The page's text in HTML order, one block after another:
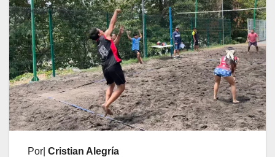
Por| Cristian Alegría